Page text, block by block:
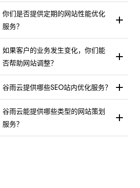
你们是否提供定期的网站性能优化
服务？
如果客户的业务发生变化，你们能
否帮助网站调整？
谷雨云提供哪些SEO站内优化服务？
谷雨云能提供哪些类型的网站策划
服务？